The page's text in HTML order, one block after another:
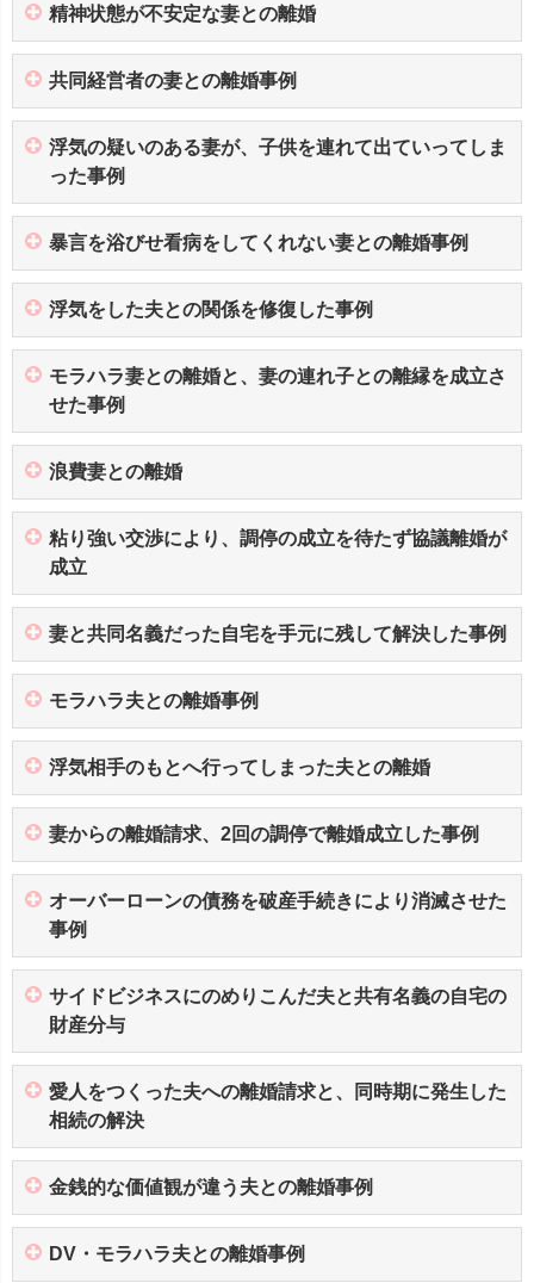
精神状態が不安定な妻との離婚
共同経営者の妻との離婚事例
浮気の疑いのある妻が、子供を連れて出ていってしま
った事例
暴言を浴びせ看病をしてくれない妻との離婚事例
浮気をした夫との関係を修復した事例
モラハラ妻との離婚と、妻の連れ子との離縁を成立さ
せた事例
浪費妻との離婚
粘り強い交渉により、調停の成立を待たず協議離婚が
成立
妻と共同名義だった自宅を手元に残して解決した事例
モラハラ夫との離婚事例
浮気相手のもとへ行ってしまった夫との離婚
妻からの離婚請求、2回の調停で離婚成立した事例
オーバーローンの債務を破産手続きにより消滅させた
事例
サイドビジネスにのめりこんだ夫と共有名義の自宅の
財産分与
愛人をつくった夫への離婚請求と、同時期に発生した
相続の解決
金銭的な価値観が違う夫との離婚事例
DV・モラハラ夫との離婚事例